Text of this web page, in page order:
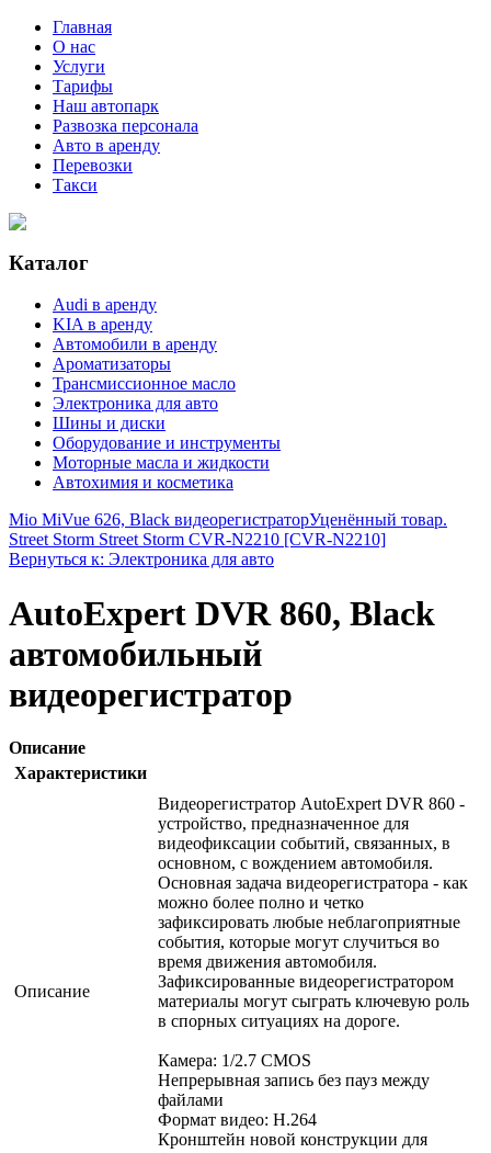
Главная
О нас
Услуги
Тарифы
Наш автопарк
Развозка персонала
Авто в аренду
Перевозки
Такси
Каталог
Audi в аренду
KIA в аренду
Автомобили в аренду
Ароматизаторы
Трансмиссионное масло
Электроника для авто
Шины и диски
Оборудование и инструменты
Моторные масла и жидкости
Автохимия и косметика
Mio MiVue 626, Black видеорегистраторУценённый товар.
Street Storm Street Storm CVR-N2210 [CVR-N2210]
Вернуться к: Электроника для авто
AutoExpert DVR 860, Black
автомобильный
видеорегистратор
Описание
Характеристики
Описание
Видеорегистратор AutoExpert DVR 860 -
устройство, предназначенное для
видеофиксации событий, связанных, в
основном, с вождением автомобиля.
Основная задача видеорегистратора - как
можно более полно и четко
зафиксировать любые неблагоприятные
события, которые могут случиться во
время движения автомобиля.
Зафиксированные видеорегистратором
материалы могут сыграть ключевую роль
в спорных ситуациях на дороге.
Камера: 1/2.7 CMOS
Непрерывная запись без пауз между
файлами
Формат видео: H.264
Кронштейн новой конструкции для